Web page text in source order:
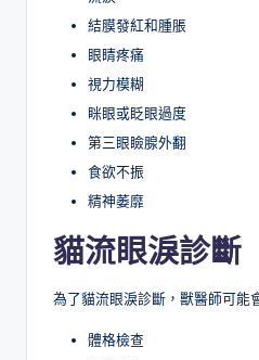
結膜發紅和腫脹
眼睛疼痛
視力模糊
眯眼或眨眼過度
第三眼瞼腺外翻
食欲不振
精神萎靡
貓流眼淚診斷
為了貓流眼淚診斷，獸醫師可能
體格檢查